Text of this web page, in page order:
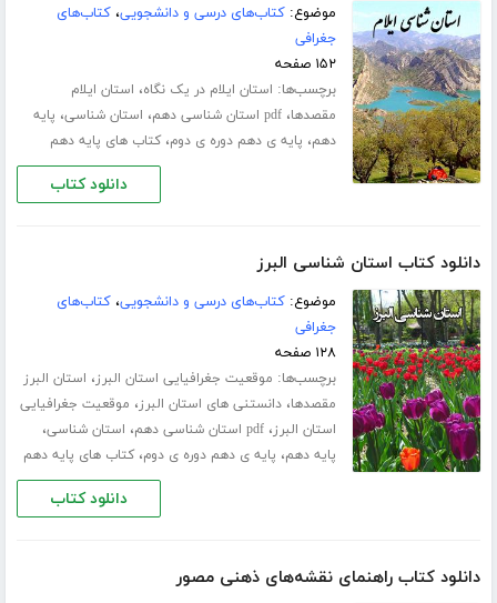
موضوع:کتاب‌های درسی و دانشجویی،کتاب‌های
جغرافی
۱۵۲ صفحه
برچسب‌ها: استان ایلام در یک نگاه، استان ایلام
مقصدها،pdf استان شناسی دهم ، استان شناسی، پایه
دهم، پایه ی دهم دوره ی دوم،کتاب های پایه دهم
دانلود کتاب
دانلود کتاب استان شناسی البرز
موضوع:کتاب‌های درسی و دانشجویی،کتاب‌های
جغرافی
۱۲۸ صفحه
برچسب‌ها: موقعیت جغرافیایی استان البرز، استان البرز
مقصدها،دانستنی های استان البرز، موقعیت جغرافیایی
استان البرز،pdf استان شناسی دهم ، استان شناسی،
پایه دهم، پایه ی دهم دوره ی دوم،کتاب های پایه دهم
دانلود کتاب
دانلود کتاب راهنمای نقشه‌های ذهنی مصور